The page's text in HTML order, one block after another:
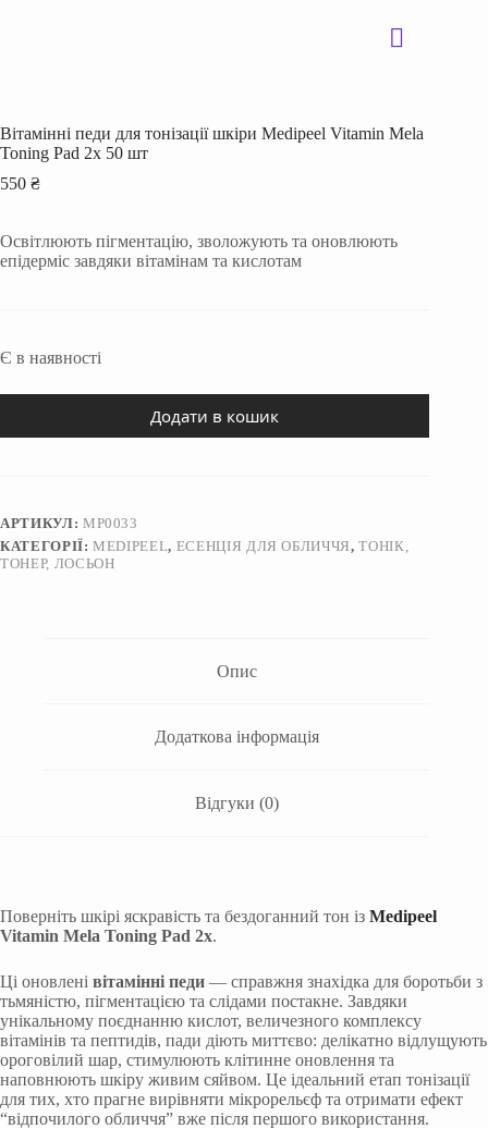
Вітамінні педи для тонізації шкіри Medipeel Vitamin Mela
Toning Pad 2x 50 шт
550 ₴
Освітлюють пігментацію, зволожують та оновлюють
епідерміс завдяки вітамінам та кислотам
Є в наявності
Додати в кошик
АРТИКУЛ: MP0033
КАТЕГОРІЇ:MEDIPEEL, ЕСЕНЦІЯ ДЛЯ ОБЛИЧЧЯ,ТОНІК,
ТОНЕР, ЛОСЬОН
Опис
Додаткова інформація
Відгуки (0)
Поверніть шкірі яскравість та бездоганний тон із Medipeel
Vitamin Mela Toning Pad 2x.
Ці оновлені вітамінні педи — справжня знахідка для боротьби з
тьмяністю, пігментацією та слідами постакне. Завдяки
унікальному поєднанню кислот, величезного комплексу
вітамінів та пептидів, пади діють миттєво: делікатно відлущують
ороговілий шар, стимулюють клітинне оновлення та
наповнюють шкіру живим сяйвом. Це ідеальний етап тонізації
для тих, хто прагне вирівняти мікрорельєф та отримати ефект
“відпочилого обличчя” вже після першого використання.